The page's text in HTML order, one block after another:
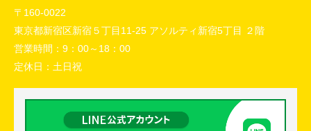
〒160-0022
東京都新宿区新宿５丁目11-25 アソルティ新宿5丁目 ２階
営業時間： 9：00～18：00
定休日： 土日祝